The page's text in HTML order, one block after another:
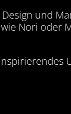
und
Nori oder